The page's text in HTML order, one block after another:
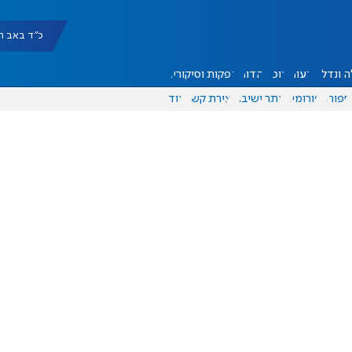
כ"ד באב תשפ"ו
ונדל"ן דעות אוכל יהדות הפקות וסיקורים
ספורט פורומים אתר ישיבה יצירת קשר עוד